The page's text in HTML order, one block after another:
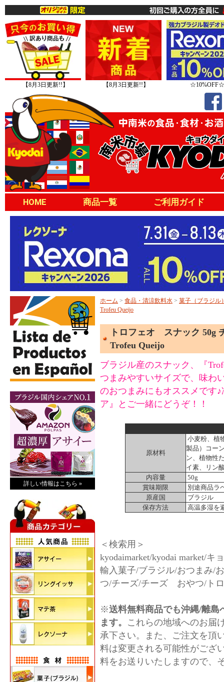
【8月3日更新!!】 【8月3日更新!!】 ☆10%OFF☆
HOME 商品一覧 ご利用ガイド
詳しい情報はこちら »
ホーム > 食品・清涼飲料水 > 菓子（ブラジル
Trofeu Queijo
トロフェオ スナック 50g
Trofeu Queijo
ブラジル産のスナック、『
つまみやすいサイズで、味わ
のおつまみにもオススメです
ア』とご一緒にどうぞ！！
原材料
小麦粉、植
製品）コー
ン、植物性
イ素、リン
内容量
50g
賞味期限
別途商品ラ
原産国
ブラジル
保存方法
高温多湿を
＜検索用＞
kyodaimarket/kyodai market/
輸入菓子/ブラジル/おつまみ
つ/チーズ/チーズ おやつ/ト
※送料無料商品でも沖縄/離島
ます。 これらの地域へのお届
承下さい。また、ご注文を頂
料は変更される可能性がござ
料をお送りいたしますので、